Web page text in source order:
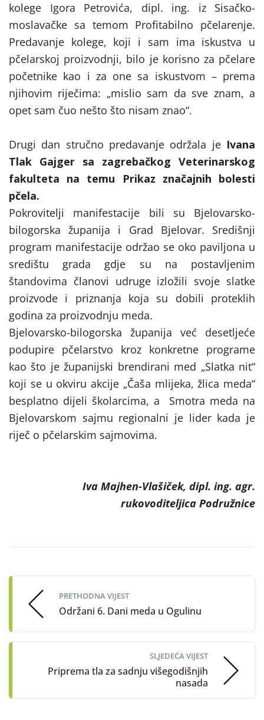
kolege Igora Petrovića, dipl. ing. iz Sisačko-
moslavačke sa temom Profitabilno pčelarenje.
Predavanje kolege, koji i sam ima iskustva u
pčelarskoj proizvodnji, bilo je korisno za pčelare
početnike kao i za one sa iskustvom – prema
njihovim riječima: „mislio sam da sve znam, a
opet sam čuo nešto što nisam znao“.
Drugi dan stručno predavanje održala je Ivana
Tlak Gajger sa zagrebačkog Veterinarskog
fakulteta na temu Prikaz značajnih bolesti
pčela.
Pokrovitelji manifestacije bili su Bjelovarsko-
bilogorska županija i Grad Bjelovar. Središnji
program manifestacije održao se oko paviljona u
središtu grada gdje su na postavljenim
štandovima članovi udruge izložili svoje slatke
proizvode i priznanja koja su dobili proteklih
godina za proizvodnju meda.
Bjelovarsko-bilogorska županija već desetljeće
podupire pčelarstvo kroz konkretne programe
kao što je županijski brendirani med „Slatka nit“
koji se u okviru akcije „Čaša mlijeka, žlica meda“
besplatno dijeli školarcima, a Smotra meda na
Bjelovarskom sajmu regionalni je lider kada je
riječ o pčelarskim sajmovima.
Iva Majhen-Vlašiček, dipl. ing. agr.
rukovoditeljica Podružnice
navigation
PRETHODNA VIJEST
Održani 6. Dani meda u Ogulinu
SLJEDEĆA VIJEST
Priprema tla za sadnju višegodišnjih
nasada